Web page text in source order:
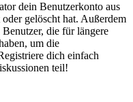
dein Benutzerkonto aus
gelöscht hat. Außerdem
die für längere
um die
dich einfach
teil!